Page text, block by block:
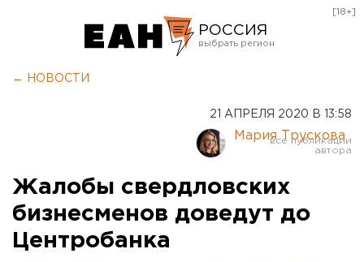
РОССИЯ
Курган
Оренбург
[18+]
← НОВОСТИ
21 АПРЕЛЯ 2020 В 13:58
Мария Трускова
Жалобы свердловских
бизнесменов доведут до
Центробанка